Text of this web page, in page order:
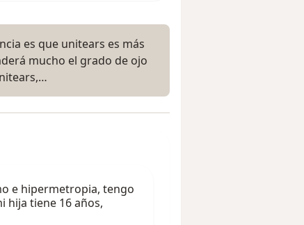
es que unitears es más
mucho el grado de ojo
e hipermetropia, tengo
hija tiene 16 años,